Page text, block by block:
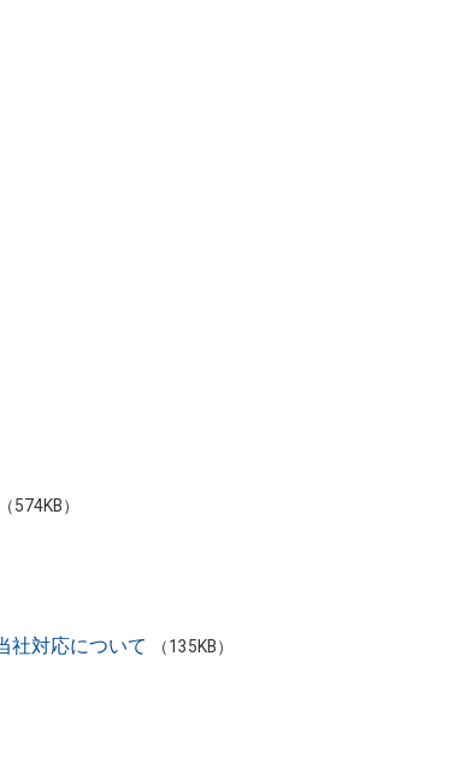
（574KB）
社対応について （135KB）